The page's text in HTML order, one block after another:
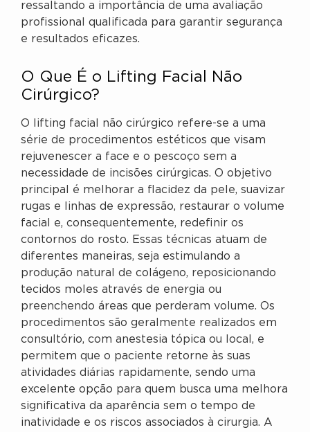
ressaltando a importância de uma avaliação
profissional qualificada para garantir segurança
e resultados eficazes.
O Que É o Lifting Facial Não
Cirúrgico?
O lifting facial não cirúrgico refere-se a uma
série de procedimentos estéticos que visam
rejuvenescer a face e o pescoço sem a
necessidade de incisões cirúrgicas. O objetivo
principal é melhorar a flacidez da pele, suavizar
rugas e linhas de expressão, restaurar o volume
facial e, consequentemente, redefinir os
contornos do rosto. Essas técnicas atuam de
diferentes maneiras, seja estimulando a
produção natural de colágeno, reposicionando
tecidos moles através de energia ou
preenchendo áreas que perderam volume. Os
procedimentos são geralmente realizados em
consultório, com anestesia tópica ou local, e
permitem que o paciente retorne às suas
atividades diárias rapidamente, sendo uma
excelente opção para quem busca uma melhora
significativa da aparência sem o tempo de
inatividade e os riscos associados à cirurgia. A